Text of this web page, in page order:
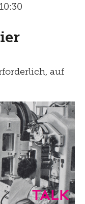
auf
Talk